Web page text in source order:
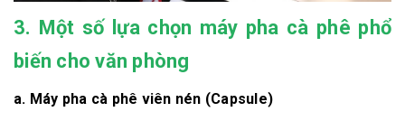
3. Một số lựa chọn máy pha cà phê phổ
biến cho văn phòng
a. Máy pha cà phê viên nén (Capsule)